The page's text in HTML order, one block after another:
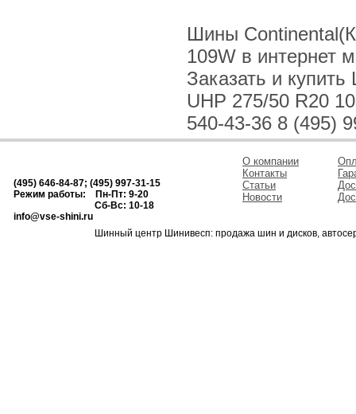
Шины
109W в интернет
Заказать и
UHP 275/50 R20
540-43-36 8 (495)
(495) 646-84-87; (495) 997-31-15
Режим работы: Пн-Пт: 9-20
Сб-Вс: 10-18
info@vse-shini.ru
О компании
Контакты
Статьи
Новости
Шинный центр Шинивесп: продажа шин и дисков,